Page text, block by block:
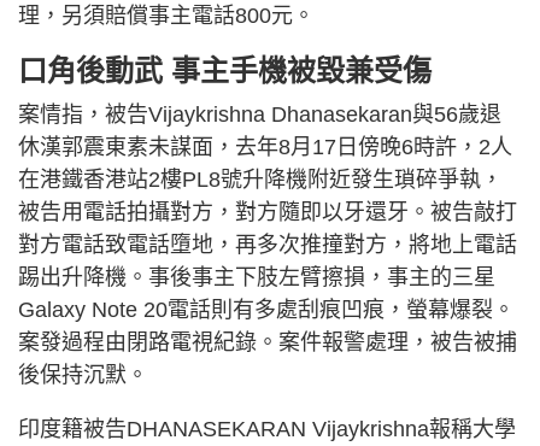
理，另須賠償事主電話800元。
口角後動武 事主手機被毀兼受傷
案情指，被告Vijaykrishna Dhanasekaran與56歲退
休漢郭震東素未謀面，去年8月17日傍晚6時許，2人
在港鐵香港站2樓PL8號升降機附近發生瑣碎爭執，
被告用電話拍攝對方，對方隨即以牙還牙。被告敲打
對方電話致電話墮地，再多次推撞對方，將地上電話
踢出升降機。事後事主下肢左臂擦損，事主的三星
Galaxy Note 20電話則有多處刮痕凹痕，螢幕爆裂。
案發過程由閉路電視紀錄。案件報警處理，被告被捕
後保持沉默。
印度籍被告DHANASEKARAN Vijaykrishna報稱大學